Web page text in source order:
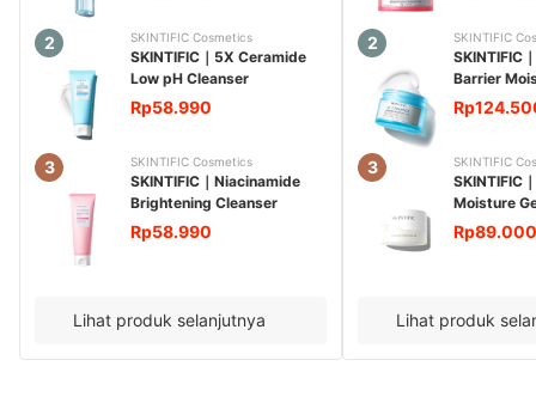
2 SKINTIFIC Cosmetics
SKINTIFIC ｜ 5X Ceramide
Low pH Cleanser
Rp58.990
3 SKINTIFIC Cosmetics
SKINTIFIC ｜ Niacinamide
Brightening Cleanser
Rp58.990
Lihat produk selanjutnya
2 SKINTIFIC
SKINTIFIC ｜
Barrier
3 SKINTIFIC
SKINTIFIC ｜
Moisture
Rp89.000
Lihat produk